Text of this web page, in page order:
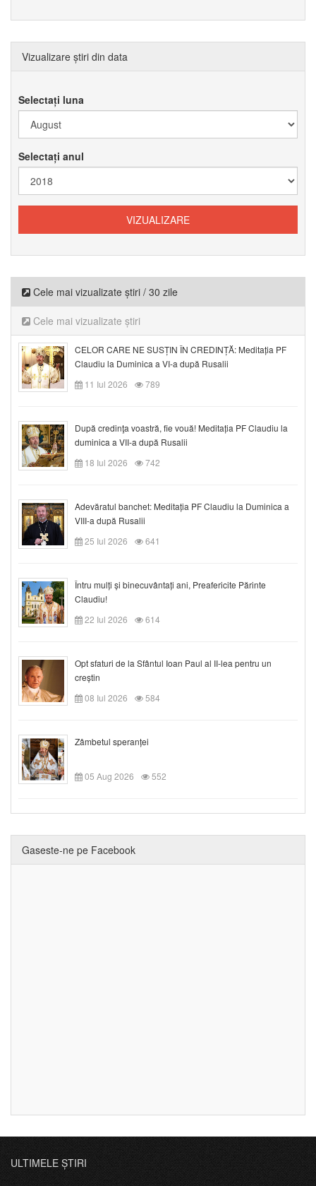
Vizualizare știri din data
Selectați luna
Selectați anul
Cele mai vizualizate știri / 30 zile
Cele mai vizualizate știri
CELOR CARE NE SUSȚIN ÎN CREDINȚĂ: Meditația PF
Claudiu la Duminica a VI-a după Rusalii
11 Iul 2026
789
După credinţa voastră, fie vouă! Meditația PF Claudiu la
duminica a VII-a după Rusalii
18 Iul 2026
742
Adevăratul banchet: Meditația PF Claudiu la Duminica a
VIII-a după Rusalii
25 Iul 2026
641
Întru mulți și binecuvântați ani, Preafericite Părinte
Claudiu!
22 Iul 2026
614
Opt sfaturi de la Sfântul Ioan Paul al II-lea pentru un
creștin
08 Iul 2026
584
Zâmbetul speranței
05 Aug 2026 552
Gaseste-ne pe Facebook
ULTIMELE ȘTIRI